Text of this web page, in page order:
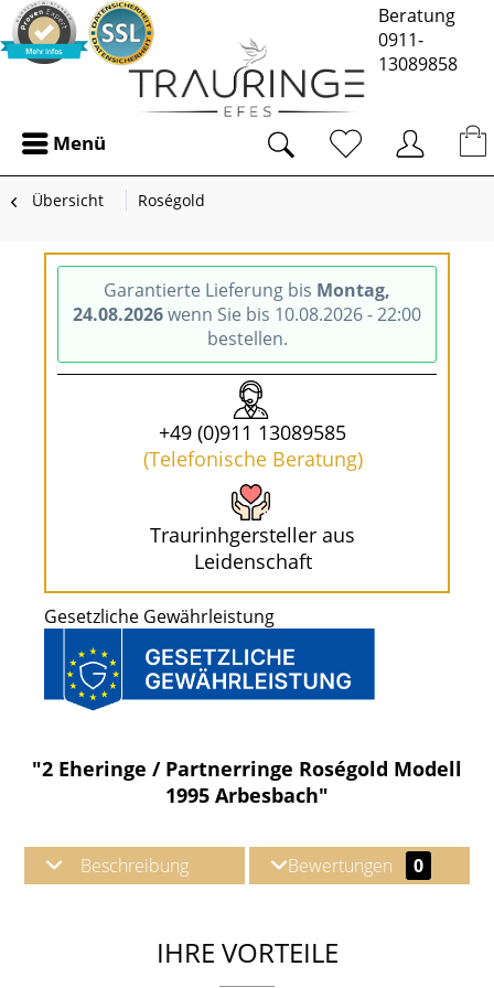
Beratung
0911-
13089858
Menü
Übersicht Roségold
Garantierte Lieferung bis Montag,
24.08.2026wenn Sie bis 10.08.2026 - 22:00
bestellen.
+49 (0)911 13089585
(Telefonische Beratung)
Traurinhgersteller aus
Leidenschaft
Gesetzliche Gewährleistung
"2 Eheringe / Partnerringe Roségold Modell
1995 Arbesbach"
Beschreibung Bewertungen 0
IHRE VORTEILE